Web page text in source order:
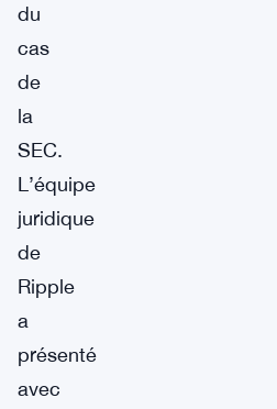
du
cas
de
la
SEC.
L’équipe
juridique
de
Ripple
a
présenté
avec